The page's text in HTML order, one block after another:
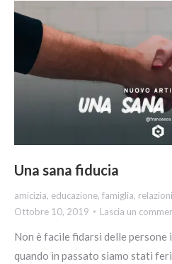
Una sana fiducia
amicizia, educazione, famiglia, relazioni
Ottobre 10, 2019
Lascia un
Non è facile fidarsi delle persone
quando in passato siamo stati